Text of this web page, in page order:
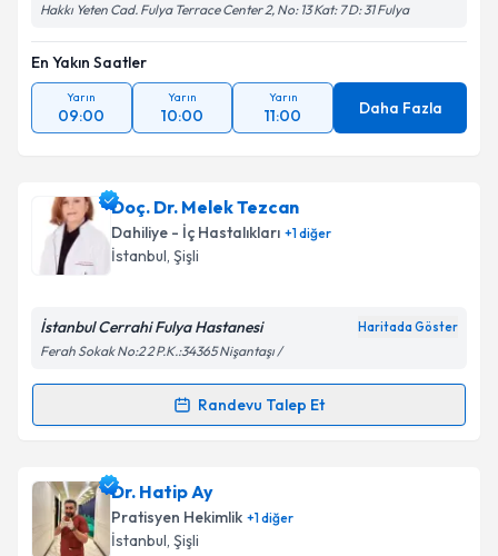
Hakkı Yeten Cad. Fulya Terrace Center 2, No: 13 Kat: 7 D: 31 Fulya
En Yakın Saatler
Yarın
09:00
Yarın
10:00
Yarın
11:00 Daha Fazla
Doç. Dr. Melek Tezcan
Dahiliye - İç Hastalıkları +1diğer
İstanbul, Şişli
İstanbul Cerrahi Fulya Hastanesi Haritada Göster
Ferah Sokak No:2 2 P.K.:34365 Nişantaşı /
Randevu Talep Et
Randevu Takvimi Talebi
Doç. Dr. Melek Tezcan
oluşturun. Size bu uzmandan randevu almanız için bir
takvim hazırlandığında e-posta ile bilgilendireceğiz.
Dr. Hatip Ay
Pratisyen Hekimlik +1diğer
İstanbul, Şişli